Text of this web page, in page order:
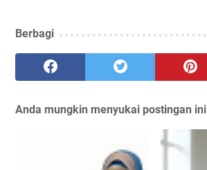
Berbagi
Anda mungkin menyukai postingan ini